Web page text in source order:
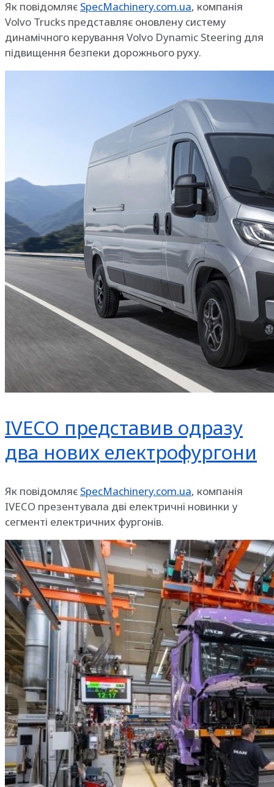
Як повідомляє SpecMachinery.com.ua, компанія
Volvo Trucks представляє оновлену систему
динамічного керування Volvo Dynamic Steering для
підвищення безпеки дорожнього руху.
IVECO представив одразу
два нових електрофургони
Як повідомляє SpecMachinery.com.ua, компанія
IVECO презентувала дві електричні новинки у
сегменті електричних фургонів.